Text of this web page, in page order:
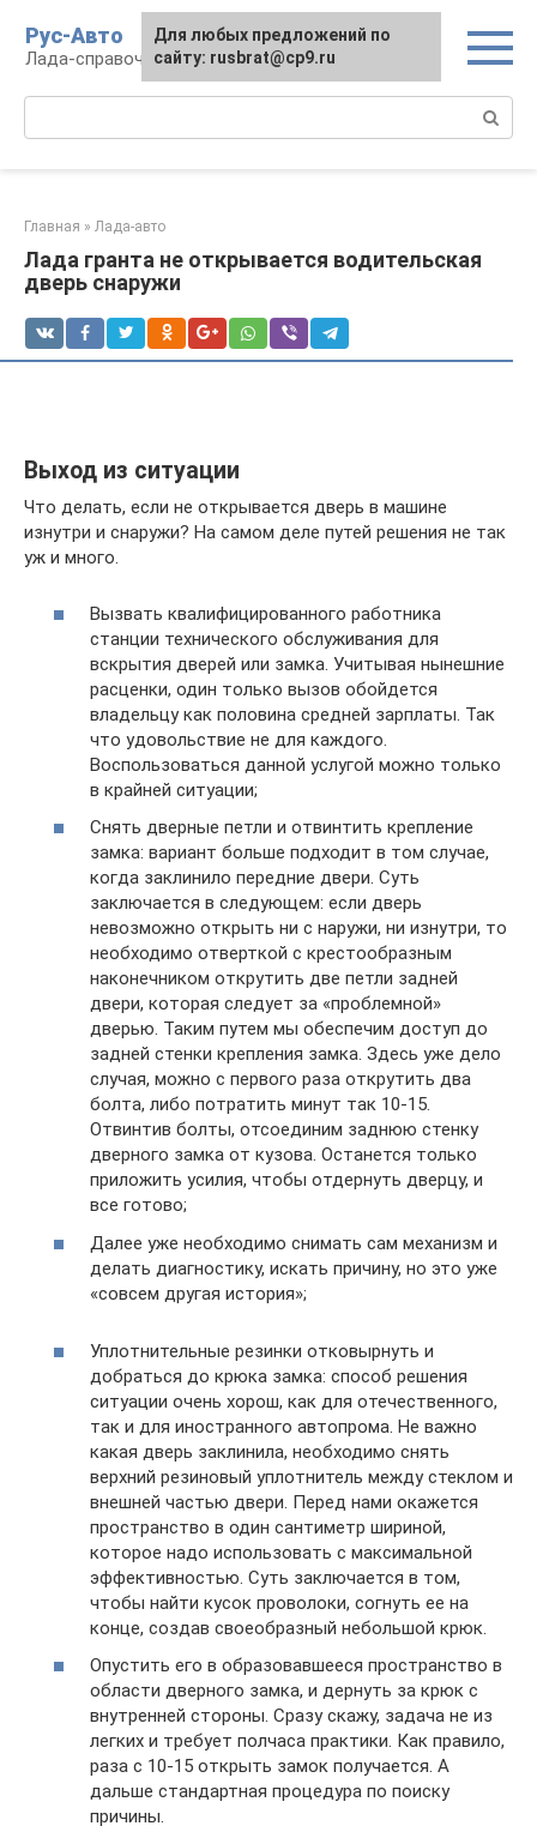
контенту
Рус-Авто
Лада-справочник
Главная » Лада-авто
Лада гранта не открывается водительская
дверь снаружи
Выход из ситуации
Что делать, если не открывается дверь в машине
изнутри и снаружи? На самом деле путей решения не так
уж и много.
Вызвать квалифицированного работника
станции технического обслуживания для
вскрытия дверей или замка. Учитывая нынешние
расценки, один только вызов обойдется
владельцу как половина средней зарплаты. Так
что удовольствие не для каждого.
Воспользоваться данной услугой можно только
в крайней ситуации;
Снять дверные петли и отвинтить крепление
замка: вариант больше подходит в том случае,
когда заклинило передние двери. Суть
заключается в следующем: если дверь
невозможно открыть ни с наружи, ни изнутри, то
необходимо отверткой с крестообразным
наконечником открутить две петли задней
двери, которая следует за «проблемной»
дверью. Таким путем мы обеспечим доступ до
задней стенки крепления замка. Здесь уже дело
случая, можно с первого раза открутить два
болта, либо потратить минут так 10-15.
Отвинтив болты, отсоединим заднюю стенку
дверного замка от кузова. Останется только
приложить усилия, чтобы отдернуть дверцу, и
все готово;
Далее уже необходимо снимать сам механизм и
делать диагностику, искать причину, но это уже
«совсем другая история»;
Уплотнительные резинки отковырнуть и
добраться до крюка замка: способ решения
ситуации очень хорош, как для отечественного,
так и для иностранного автопрома. Не важно
какая дверь заклинила, необходимо снять
верхний резиновый уплотнитель между стеклом и
внешней частью двери. Перед нами окажется
пространство в один сантиметр шириной,
которое надо использовать с максимальной
эффективностью. Суть заключается в том,
чтобы найти кусок проволоки, согнуть ее на
конце, создав своеобразный небольшой крюк.
Опустить его в образовавшееся пространство в
области дверного замка, и дернуть за крюк с
внутренней стороны. Сразу скажу, задача не из
легких и требует полчаса практики. Как правило,
раза с 10-15 открыть замок получается. А
дальше стандартная процедура по поиску
причины.
Для любых предложений по
сайту: rusbrat@cp9.ru